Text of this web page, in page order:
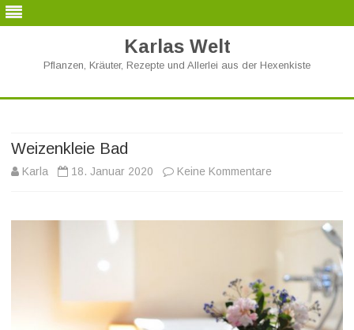
Karlas Welt
Pflanzen, Kräuter, Rezepte und Allerlei aus der Hexenkiste
Weizenkleie Bad
Karla 18. Januar 2020 Keine Kommentare